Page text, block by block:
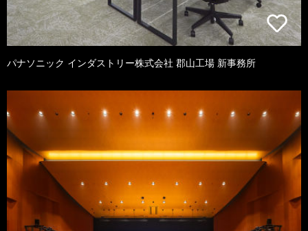
パナソニック インダストリー株式会社 郡山工場 新事務所